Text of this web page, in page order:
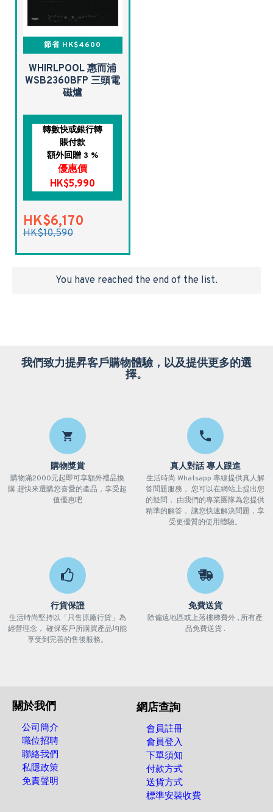
節省 HK$4600
WHIRLPOOL 惠而浦
WSB2360BFP 三頭電
磁爐
轉數快或銀行轉
賬付款
額外回贈 3 %
優惠價
HK$5,990
HK$6,170
HK$10,590
You have reached the end of the list.
我們致力提昇客戶購物體驗，以及提供更多的選
擇。
購物獎賞
購物滿2000元起即可享額外禮品換
購 趕快來選購您喜愛的產品，享受超
值優惠吧
真人對話 專人跟進
生活時尚 Whatsapp 專線提供真人解
答問題服務， 您可以在網站上提出您
的疑問， 由我們的專業團隊為您提供
精準的解答， 讓您快速解決問題，享
受更優質的使用體驗。
行貨保證
生活時尚堅持以「只售原廠行貨」為
經營理念， 確保客戶所購買產品均能
享受到完善的售後服務。
免費送貨
除偏遠地區或上落樓梯費外 , 所有產
品免費送貨 .
關於我們
公司簡介
職位招聘
聯絡我們
私隱政策
免責聲明
網店查詢
會員註冊
會員登入
下單須知
付款方式
送貨方式
標準安裝收費